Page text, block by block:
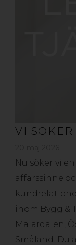
VI
Nu söker vi
affärssinne
inom Bygg &
Mälardalen,
Småland. Du